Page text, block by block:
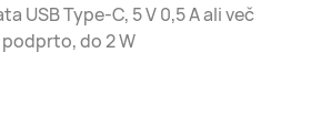
USB Type-C, 5 V 0,5 A ali več
do 2 W